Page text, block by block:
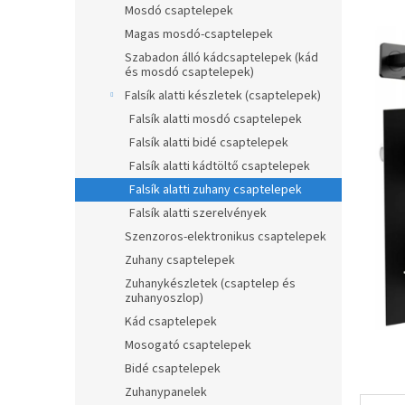
Mosdó csaptelepek
Magas mosdó-csaptelepek
Szabadon álló kádcsaptelepek (kád
és mosdó csaptelepek)
Falsík alatti készletek (csaptelepek)
Falsík alatti mosdó csaptelepek
Falsík alatti bidé csaptelepek
Falsík alatti kádtöltő csaptelepek
Falsík alatti zuhany csaptelepek
Falsík alatti szerelvények
Szenzoros-elektronikus csaptelepek
Zuhany csaptelepek
Zuhanykészletek (csaptelep és
zuhanyoszlop)
Kád csaptelepek
Mosogató csaptelepek
Bidé csaptelepek
Zuhanypanelek